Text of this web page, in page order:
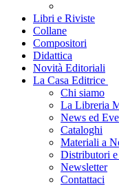
Libri e Riviste
Collane
Compositori
Didattica
Novità Editoriali
La Casa Editrice
Chi siamo
La Libreria
News ed
Cataloghi
Materiali a
Distributori
Newsletter
Contattaci